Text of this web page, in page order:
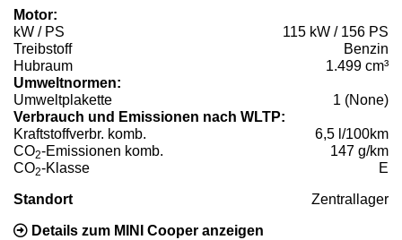
Motor:
kW / PS
115 kW / 156 PS
Treibstoff
Benzin
Hubraum
1.499 cm³
Umweltnormen:
Umweltplakette
1 (None)
Verbrauch und Emissionen nach WLTP:
Kraftstoffverbr. komb.
6,5 l/100km
CO2-Emissionen komb.
147 g/km
CO2-Klasse E
Standort Zentrallager
Details zum MINI Cooper anzeigen